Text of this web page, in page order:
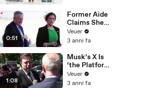
0:51
Former Aide
Claims She
Was Asked to
Make a ‘Hit
Trump
Veuer
3 anni fa
1:08
Musk’s X Is
‘the Platform
With the
Largest Ratio
Veuer
3 anni fa